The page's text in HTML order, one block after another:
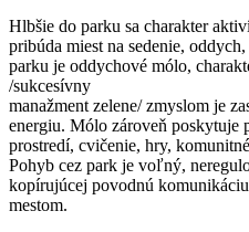
Hlbšie do parku sa charakter
pribúda miest na sedenie,
parku je oddychové mólo,
/sukcesívny
manažment zelene/ zmyslom je
energiu. Mólo zároveň
prostredí, cvičenie, hry,
Pohyb cez park je voľný,
kopírujúcej povodnú
mestom.